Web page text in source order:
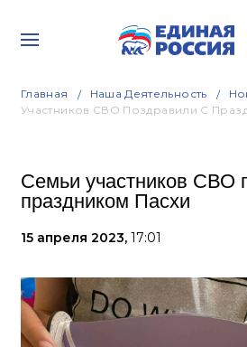
Главная Наша Деятельность
Участников СВО Поздравили С
Семьи участников СВО
праздником Пасхи
15 апреля 2023, 17:01